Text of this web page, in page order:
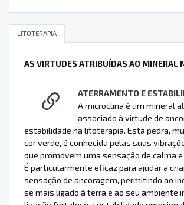
LITOTERAPIA
AS VIRTUDES ATRIBUÍDAS AO MINERAL
ATERRAMENTO E
A microclina é um mineral
associado à virtude de
estabilidade na litoterapia. Esta pedra,
cor verde, é conhecida pelas suas
que promovem uma sensação de calma
É particularmente eficaz para ajudar a
sensação de ancoragem, permitindo ao
se mais ligado à terra e ao seu ambiente